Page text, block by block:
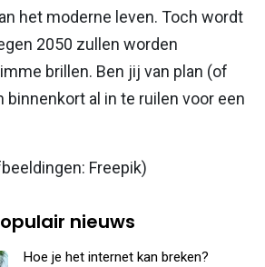
het moderne leven. Toch wordt
2050 zullen worden
brillen. Ben jij van plan (of
binnenkort al in te ruilen voor een
Freepik)
nieuws
Hoe je het internet kan breken?